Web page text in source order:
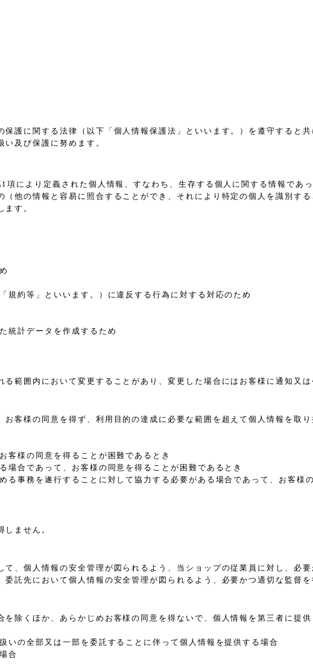
護に関する法律（以下「個人情報保護法」といいます。）を遵守すると
及び保護に努めます。
により定義された個人情報、すなわち、生存する個人に関する情報であ
他の情報と容易に照合することができ、それにより特定の個人を識別す
す。
規約等」といいます。）に違反する行為に対する対応のため
統計データを作成するため
範囲内において変更することがあり、変更した場合にはお客様に通知又は
客様の同意を得ず、利用目的の達成に必要な範囲を超えて個人情報を取
客様の同意を得ることが困難であるとき
場合であって、お客様の同意を得ることが困難であるとき
る事務を遂行することに対して協力する必要がある場合であって、お客様
ません。
、個人情報の安全管理が図られるよう、当ショップの従業員に対し、必要
託先において個人情報の安全管理が図られるよう、必要かつ適切な監督を
除くほか、あらかじめお客様の同意を得ないで、個人情報を第三者に提
いの全部又は一部を委託することに伴って個人情報を提供する場合
合